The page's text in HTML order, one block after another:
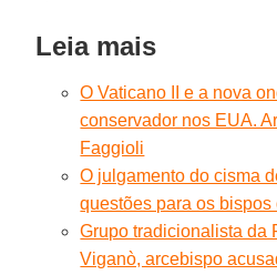
Leia mais
O Vaticano II e a nova
conservador nos EUA.
Faggioli
O julgamento do cisma
questões para os bispos
Grupo tradicionalista da
Viganò, arcebispo